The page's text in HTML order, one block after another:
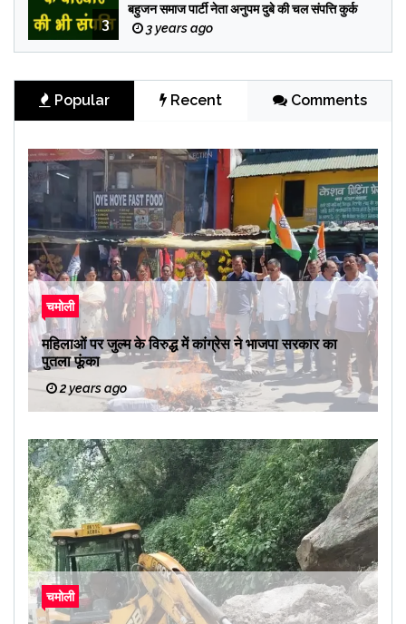
3
बहुजन समाज पार्टी नेता अनुपम दुबे की चल संपत्ति कुर्क
3 years ago
Popular Recent Comments
चमोली
महिलाओं पर जुल्म के विरुद्ध में कांग्रेस ने भाजपा सरकार का
पुतला फूंका
2 years ago
चमोली